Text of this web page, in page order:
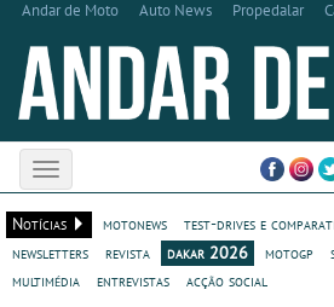
Andar de Moto Auto News Propedalar
Toggle
navigation
Notícias
motonews test-drives e
newsletters
revista dakar 2026 motogp
multimédia
entrevistas acção social